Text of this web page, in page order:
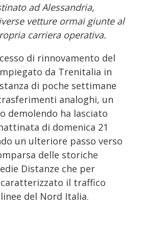
ad Alessandria,
vetture ormai giunte al
carriera operativa.
di rinnovamento del
da Trenitalia in
di poche settimane
analoghi, un
demolendo ha lasciato
di domenica 21
un ulteriore passo verso
delle storiche
Distanze che per
il traffico
del Nord Italia.